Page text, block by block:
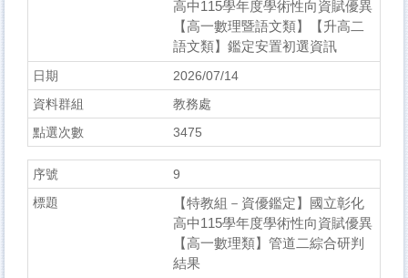
高中115學年度學術性向資賦優異
【高一數理暨語文類】【升高二
語文類】鑑定安置初選資訊
2026/07/14
教務處
3475
9
【特教組－資優鑑定】國立彰化
高中115學年度學術性向資賦優異
【高一數理類】管道二綜合研判
結果